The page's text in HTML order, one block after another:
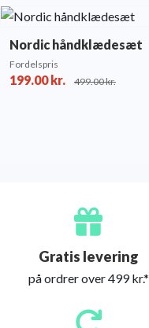
Nordic håndklædesæt
Fordelspris
199.00kr. 499.00kr.
Gratis levering
på ordrer over 499 kr.*